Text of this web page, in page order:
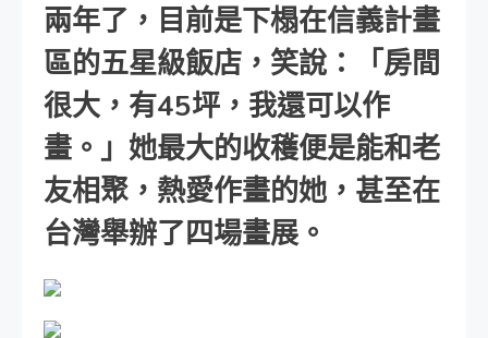
兩年了，目前是下榻在信義計畫
區的五星級飯店，笑說：「房間
很大，有45坪，我還可以作
畫。」她最大的收穫便是能和老
友相聚，熱愛作畫的她，甚至在
台灣舉辦了四場畫展。